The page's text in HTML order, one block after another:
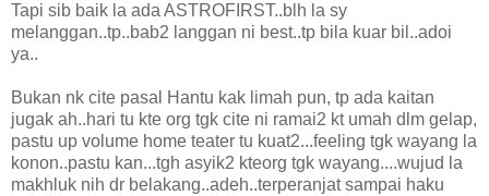
Tapi sib baik la ada ASTROFIRST..blh la sy
melanggan..tp..bab2 langgan ni best..tp bila kuar bil..adoi
ya..
Bukan nk cite pasal Hantu kak limah pun, tp ada kaitan
jugak ah..hari tu kte org tgk cite ni ramai2 kt umah dlm gelap,
pastu up volume home teater tu kuat2...feeling tgk wayang la
konon..pastu kan...tgh asyik2 kteorg tgk wayang....wujud la
makhluk nih dr belakang..adeh..terperanjat sampai haku